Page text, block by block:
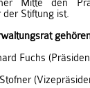
Mitte den
Stiftung ist.
Fuchs